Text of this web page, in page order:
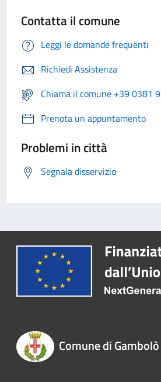
Contatta il comune
Leggi le domande frequenti
Richiedi Assistenza
Chiama il comune +39 0381
Prenota un appuntamento
Problemi in città
Segnala disservizio
Comune di Gambolò